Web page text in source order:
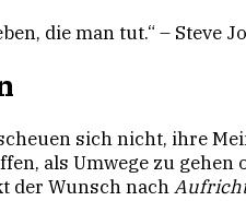
die man tut.“ – Steve
sich nicht, ihre
als Umwege zu
der Wunsch nach